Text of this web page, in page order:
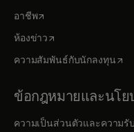
อาชีพopens in a new tab
ห้องข่าว opens in a new tab
ความสัมพันธ์กับนักลงทุน
ข้อกฎหมายและนโย
ความเป็นส่วนตัวและความ